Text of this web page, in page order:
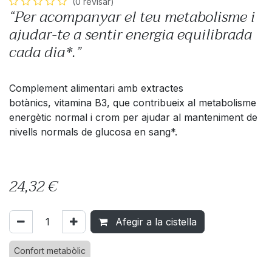
“Per acompanyar el teu metabolisme i
ajudar-te a sentir energia equilibrada
cada dia*.”
Complement alimentari amb extractes
botànics, vitamina B3, que contribueix al metabolisme
energètic normal i crom per ajudar al manteniment de
nivells normals de glucosa en sang*.
24,32€
Afegir a la cistella
Confort metabòlic